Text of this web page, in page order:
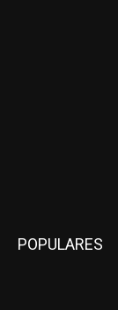
POPULARES